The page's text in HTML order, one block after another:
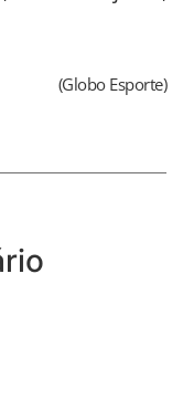
(Globo Esporte)